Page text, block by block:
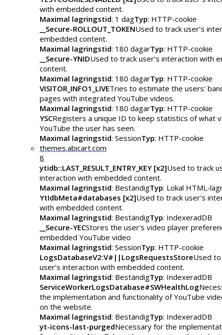
with embedded content.
Maximal lagringstid: 1 dagTyp: HTTP-cookie
__Secure-ROLLOUT_TOKENUsed to track user’s
embedded content.
Maximal lagringstid: 180 dagarTyp: HTTP-cookie
__Secure-YNIDUsed to track user’s interaction with
content.
Maximal lagringstid: 180 dagarTyp: HTTP-cookie
VISITOR_INFO1_LIVETries to estimate the users'
pages with integrated YouTube videos.
Maximal lagringstid: 180 dagarTyp: HTTP-cookie
YSCRegisters a unique ID to keep statistics of what
YouTube the user has seen.
Maximal lagringstid: SessionTyp: HTTP-cookie
themes.abicart.com
8
ytidb::LAST_RESULT_ENTRY_KEY [x2]Used to track
interaction with embedded content.
Maximal lagringstid: BeständigTyp: Lokal HTML-
YtIdbMeta#databases [x2]Used to track user’s
with embedded content.
Maximal lagringstid: BeständigTyp: IndexeradDB
__Secure-YECStores the user's video player
embedded YouTube video
Maximal lagringstid: SessionTyp: HTTP-cookie
LogsDatabaseV2:V#||LogsRequestsStoreUsed
user’s interaction with embedded content.
Maximal lagringstid: BeständigTyp: IndexeradDB
ServiceWorkerLogsDatabase#SWHealthLog
the implementation and functionality of YouTube
on the website.
Maximal lagringstid: BeständigTyp: IndexeradDB
yt-icons-last-purgedNecessary for the